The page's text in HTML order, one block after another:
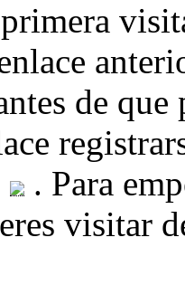
de que
. Para
visitar